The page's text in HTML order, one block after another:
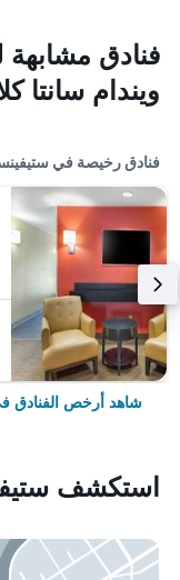
فنادق مشابهة
ويندام سانتا
فنادق رخيصة في
شاهد أرخص الفنادق
استكشف